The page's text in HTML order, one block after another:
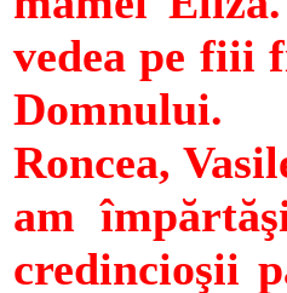
vedea pe fiii
Domnului.
Roncea,
am
credincioşii